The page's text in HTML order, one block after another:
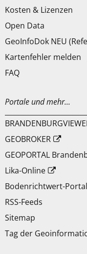
Kosten & Lizenzen
Open Data
GeoInfoDok NEU
Kartenfehler melden
FAQ
Portale und mehr...
GEOBROKER
GEOPORTAL
Lika-Online
Bodenrichtwert-Portal
RSS-Feeds
Sitemap
Tag der